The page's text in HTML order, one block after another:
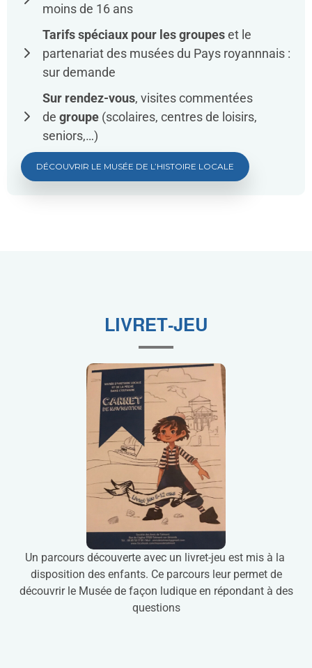
moins de 16 ans
Tarifs spéciaux pour les groupeset le
partenariat des musées du Pays royannnais :
sur demande
Sur rendez-vous, visites commentées
de groupe (scolaires, centres de loisirs,
seniors,…)
DÉCOUVRIR LE MUSÉE DE L’HISTOIRE LOCALE
LIVRET-JEU
Un parcours découverte avec un livret-jeu est mis à la
disposition des enfants. Ce parcours leur permet de
découvrir le Musée de façon ludique en répondant à des
questions